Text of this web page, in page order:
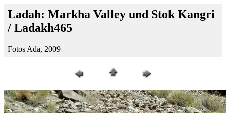
Ladah: Markha Valley und Stok Kangri
/ Ladakh465
Fotos Ada, 2009